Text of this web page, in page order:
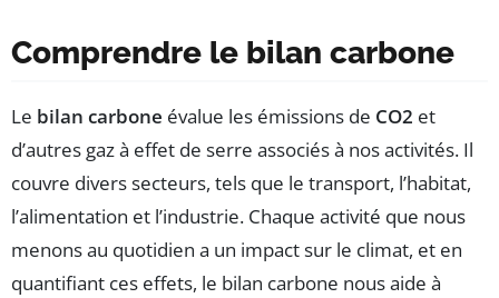
Comprendre le bilan carbone
Le bilan carbone évalue les émissions de CO2 et
d’autres gaz à effet de serre associés à nos activités. Il
couvre divers secteurs, tels que le transport, l’habitat,
l’alimentation et l’industrie. Chaque activité que nous
menons au quotidien a un impact sur le climat, et en
quantifiant ces effets, le bilan carbone nous aide à